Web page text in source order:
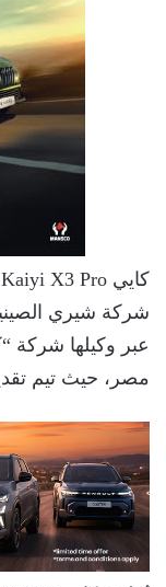
شركة شيري
عبر وكيلها شركة
مصر، حيث تيم